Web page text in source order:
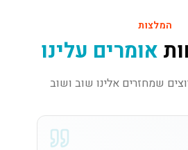
המלצות
אומרים עלינו
שמחזרים אלינו שוב ושוב